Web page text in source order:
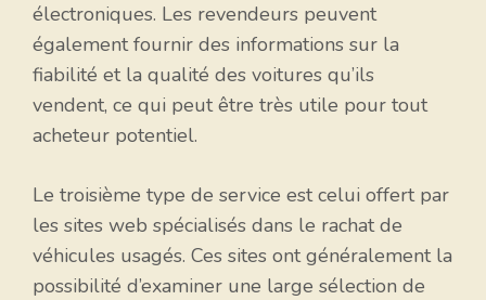
électroniques. Les revendeurs peuvent
également fournir des informations sur la
fiabilité et la qualité des voitures qu’ils
vendent, ce qui peut être très utile pour tout
acheteur potentiel.
Le troisième type de service est celui offert par
les sites web spécialisés dans le rachat de
véhicules usagés. Ces sites ont généralement la
possibilité d’examiner une large sélection de